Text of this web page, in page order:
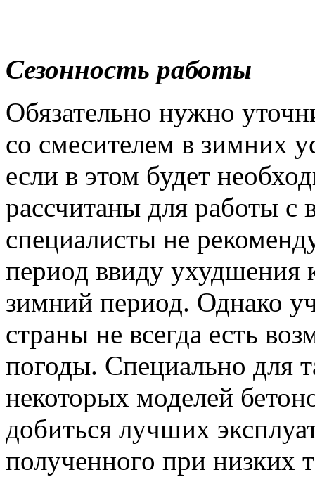
Сезонность работы
Обязательно нужно
со смесителем в зимних
если в этом будет
рассчитаны для работы с
специалисты не
период ввиду ухудшения
зимний период. Однако
страны не всегда есть
погоды. Специально для
некоторых моделей
добиться лучших
полученного при низких